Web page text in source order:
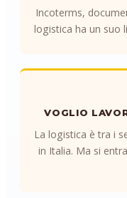
Incoterms,
logistica ha un suo
VOGLIO
La logistica è tra i
in Italia. Ma si